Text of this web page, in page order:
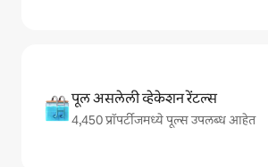
पूल असलेली व्हेकेशन रेंटल्स
4,450 प्रॉपर्टीजमध्ये पूल्स उपलब्ध आहेत